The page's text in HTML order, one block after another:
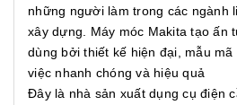
những người làm trong các ngành
xây dựng. Máy móc Makita tạo ấn
dùng bởi thiết kế hiện đại, mẫu
việc nhanh chóng và hiệu quả
Đây là nhà sản xuất dụng cụ điện